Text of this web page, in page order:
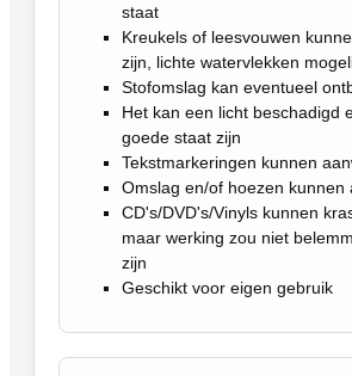
staat
Kreukels of leesvouwen
zijn, lichte watervlekken
Stofomslag kan eventueel
Het kan een licht beschadigd
goede staat zijn
Tekstmarkeringen kunnen
Omslag en/of hoezen kunnen
CD's/DVD's/Vinyls kunnen
maar werking zou niet
zijn
Geschikt voor eigen gebruik